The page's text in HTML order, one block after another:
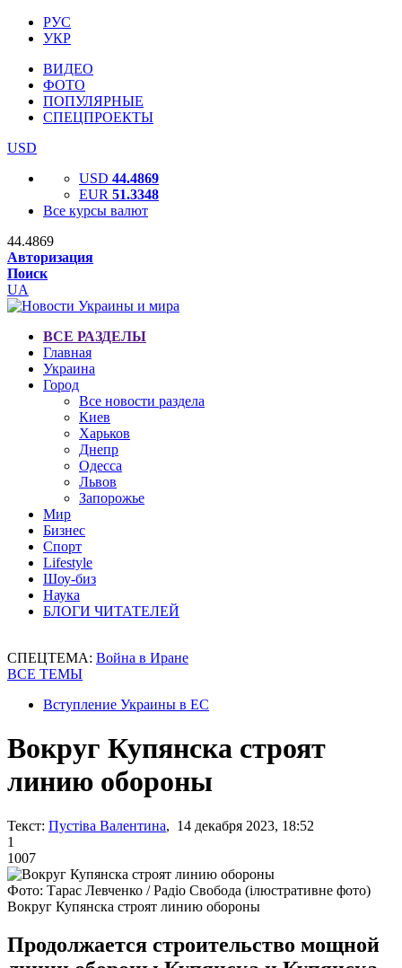
РУС
УКР
ВИДЕО
ФОТО
ПОПУЛЯРНЫЕ
СПЕЦПРОЕКТЫ
USD
USD 44.4869
EUR 51.3348
Все курсы валют
44.4869
Авторизация
Поиск
UA
ВСЕ РАЗДЕЛЫ
Главная
Украина
Город
Все новости раздела
Киев
Харьков
Днепр
Одесса
Львов
Запорожье
Мир
Бизнес
Спорт
Lifestyle
Шоу-биз
Наука
БЛОГИ ЧИТАТЕЛЕЙ
СПЕЦТЕМА: Война в Иране
ВСЕ ТЕМЫ
Вступление Украины в ЕС
Вокруг Купянска строят
линию обороны
Текст: Пустіва Валентина, 14 декабря 2023, 18:52
1
1007
Фото: Тарас Левченко / Радіо Свобода (ілюстративне фото)
Вокруг Купянска строят линию обороны
Продолжается строительство мощной